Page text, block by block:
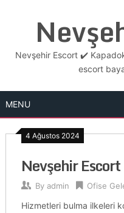
Nevşehir Escort ✔️
escort
MENU
4 Ağustos 2024
Nevşehir
By admin Ofise
Hizmetleri bulma ilkeleri